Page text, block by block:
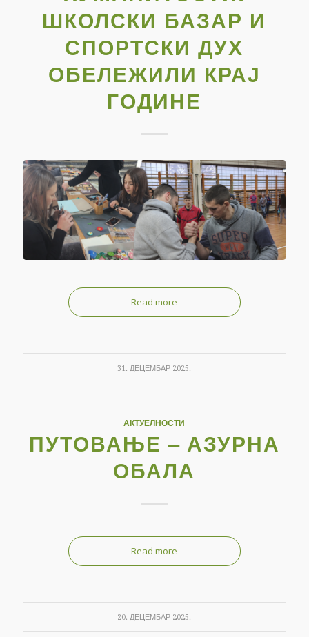
ШКОЛСКИ БАЗАР И
СПОРТСКИ ДУХ
ОБЕЛЕЖИЛИ КРАЈ
ГОДИНЕ
Read more
31. ДЕЦЕМБАР 2025.
АКТУЕЛНОСТИ
ПУТОВАЊЕ – АЗУРНА
ОБАЛА
Read more
20. ДЕЦЕМБАР 2025.